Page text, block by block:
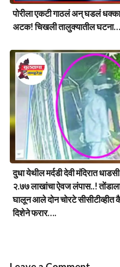
पोरीला एकटी गाठलं अन् घडलं
अटक! चिखली तालुक्यातील घटना…
दुधा येथील मर्दडी देवी मंदिरात
२.७७ लाखांचा ऐवज लंपास..!
घालून आले दोन चोरटे सीसीटीव्हीत
दिशेने फरार….